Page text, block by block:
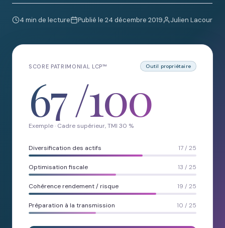
4 min de lecture Publié le 24 décembre 2019 Julien Lacour
SCORE PATRIMONIAL LCP™ Outil propriétaire
67/100
Exemple · Cadre supérieur, TMI 30 %
Diversification des actifs 17 / 25
Optimisation fiscale 13 / 25
Cohérence rendement / risque 19 / 25
Préparation à la transmission 10 / 25